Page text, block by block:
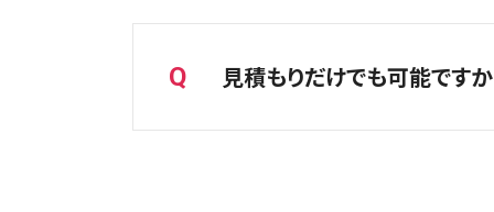
A
営業時間・定休日は店舗によって異
各店舗ページをご確認いただくか、
（店舗一覧ページへ ）
Q 見積もりだけでも可能ですか